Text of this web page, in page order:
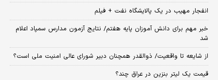
انفجار مهیب در یک پالایشگاه نفت + فیلم
خبر مهم برای دانش آموزان پایه هفتم/ نتایج آزمون مدارس سمپاد اعلام
شد
از شایعه تا واقعیت/ ذوالقدر همچنان دبیر شورای ‌عالی امنیت ملی است؟
قیمت یک لیتر بنزین در عراق چند؟